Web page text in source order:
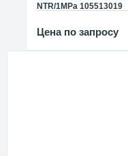
NTR/1MPa 105513019
Цена по запросу